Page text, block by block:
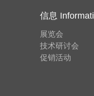
信息
展览会
技术研讨会
促销活动